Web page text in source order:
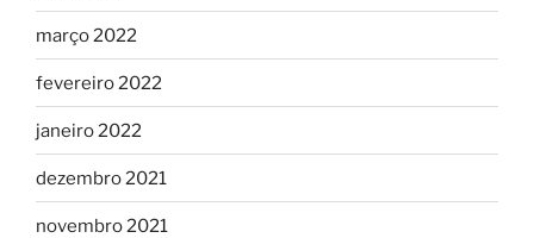
março 2022
fevereiro 2022
janeiro 2022
dezembro 2021
novembro 2021